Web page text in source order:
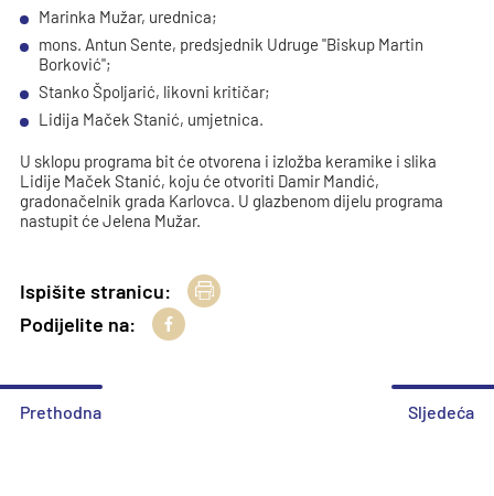
Marinka Mužar, urednica;
mons. Antun Sente, predsjednik Udruge "Biskup Martin
Borković";
Stanko Špoljarić, likovni kritičar;
Lidija Maček Stanić, umjetnica.
U sklopu programa bit će otvorena i izložba keramike i slika
Lidije Maček Stanić, koju će otvoriti Damir Mandić,
gradonačelnik grada Karlovca. U glazbenom dijelu programa
nastupit će Jelena Mužar.
Ispišite stranicu:
Podijelite na:
Prethodna Sljedeća